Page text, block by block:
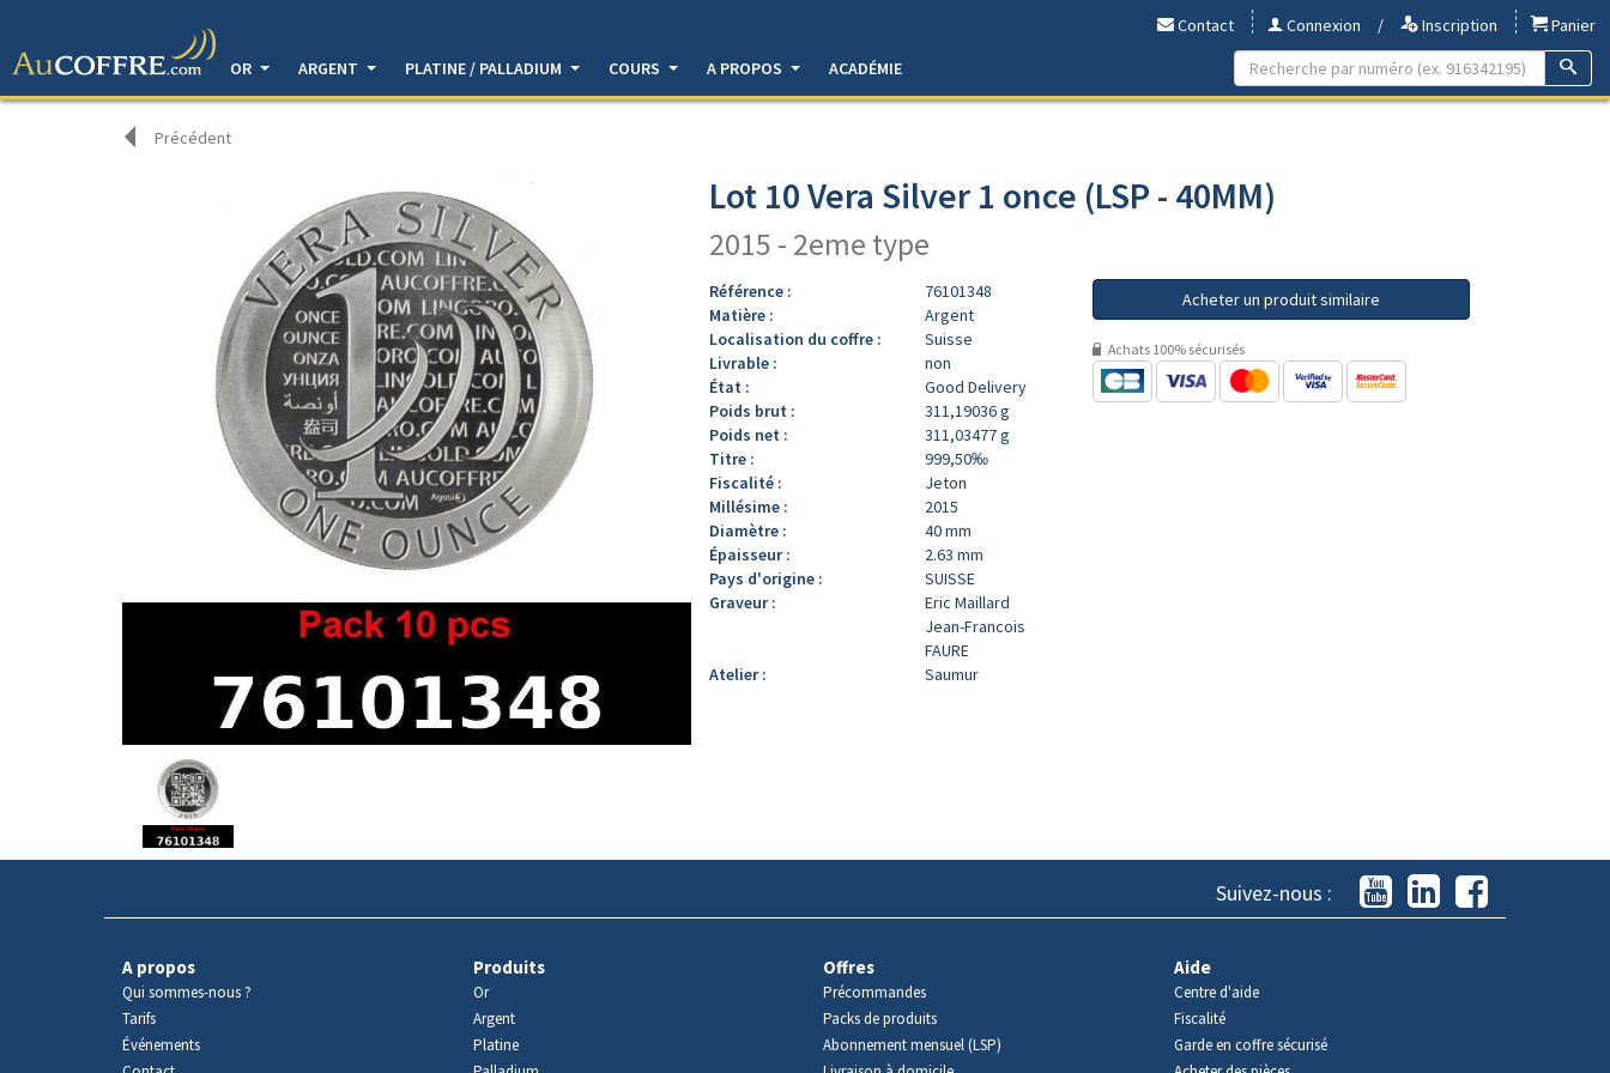
Contact Connexion / Inscription
Panier
OR
ARGENT PLATINE / PALLADIUM COURS A PROPOS ACADÉMIE
Précédent
produit
Lot 10 Vera Silver 1 once (LSP - 40MM)
2015 - 2eme type
Référence :
76101348
Matière :
Argent
Localisation du coffre :
Suisse
Livrable :
non
État :
Good Delivery
Poids brut :
311,19036 g
Poids net :
311,03477 g
Titre :
999,50‰
Fiscalité :
Jeton
Millésime :
2015
Diamètre :
40 mm
Épaisseur :
2.63 mm
Pays d'origine :
SUISSE
Graveur :
Eric Maillard
Jean-Francois
FAURE
Atelier :
Saumur
Acheter un produit similaire
Achats 100% sécurisés
Suivez-nous :
A propos
Qui sommes-nous ?
Tarifs
Événements
Produits
Or
Argent
Platine
Offres
Précommandes
Packs de produits
Abonnement mensuel (LSP)
Aide
Centre d'aide
Fiscalité
Garde en coffre sécurisé